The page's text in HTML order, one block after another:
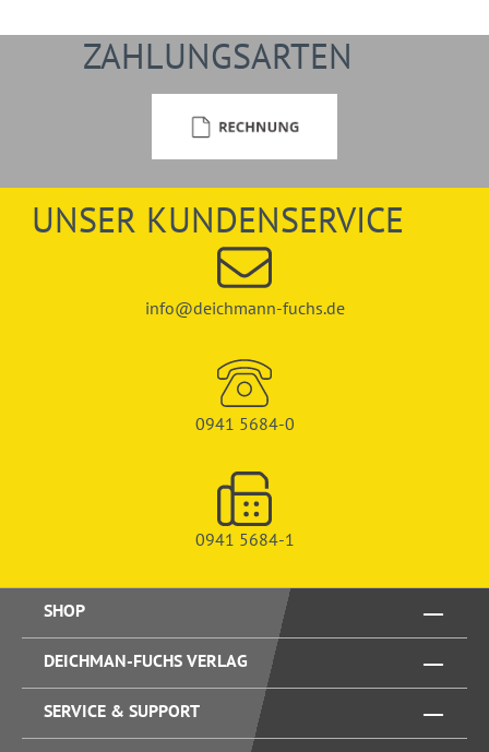
ZAHLUNGSARTEN
UNSER KUNDENSERVICE
info@deichmann-fuchs.de
0941 5684-0
0941 5684-1
SHOP
DEICHMAN-FUCHS VERLAG
SERVICE & SUPPORT